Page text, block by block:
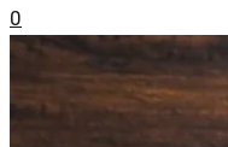
0